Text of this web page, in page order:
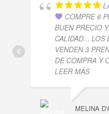
COMPRE 6
BUEN PRECIO
CALIDAD... LOS
VENDEN 3
DE COMPRA Y
LEER MÁS
MELINA